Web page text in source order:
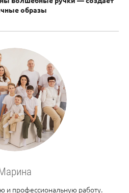
образы
и профессиональную работу.